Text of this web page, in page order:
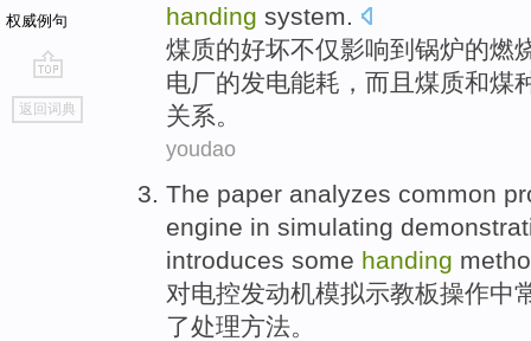
权威例句
go
top
返回词典
handing system.
煤质的好坏不仅影响到 锅炉的燃
电厂的发电能耗 ， 而且 煤质和煤
关系。
youdao
The paper analyzes common
engine in simulating
introduces some handing
对电控发动机模拟示教板操作中
了处理方法。